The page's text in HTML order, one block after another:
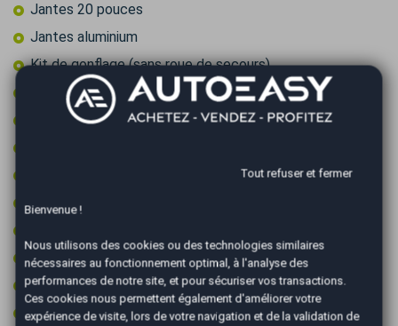
Jantes 20 pouces
Jantes aluminium
Kit de gonflage (sans roue de secours)
Ordinateur de bord
Ouverture de coffre main libre
Palettes au volant
Phares directionnels
Prise 12v
Prise audio USB
Tout refuser et fermer
Bienvenue !
Nous utilisons des cookies ou des technologies similaires
nécessaires au fonctionnement optimal, à l'analyse des
performances de notre site, et pour sécuriser vos transactions.
Ces cookies nous permettent également d'améliorer votre
expérience de visite, lors de votre navigation et de la validation de